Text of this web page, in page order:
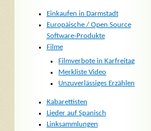
Einkaufen in Darmstadt
Europäische / Open Source
Software-Produkte
Filme
Filmverbote in Karfreitag
Merkliste Video
Unzuverlässiges Erzählen
Kabarettisten
Lieder auf Spanisch
Linksammlungen